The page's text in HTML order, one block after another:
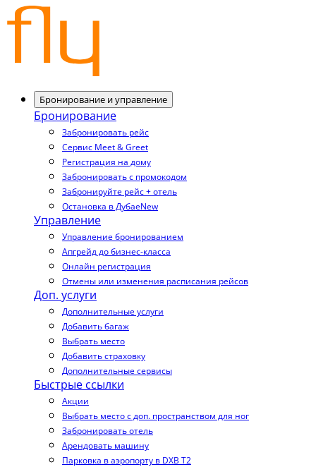
Бронирование и управление
Бронирование
Забронировать рейс
Сервис Meet & Greet
Регистрация на дому
Забронировать с промокодом
Забронируйте рейс + отель
Остановка в ДубаеNew
Управление
Управление бронированием
Апгрейд до бизнес-класса
Онлайн регистрация
Отмены или изменения расписания рейсов
Доп. услуги
Дополнительные услуги
Добавить багаж
Выбрать место
Добавить страховку
Дополнительные сервисы
Быстрые ссылки
Акции
Выбрать место с доп. пространством для ног
Забронировать отель
Арендовать машину
Парковка в аэропорту в DXB T2